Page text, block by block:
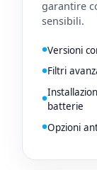
garantire
sensibili.
Versioni
Filtri
batterie
Opzioni